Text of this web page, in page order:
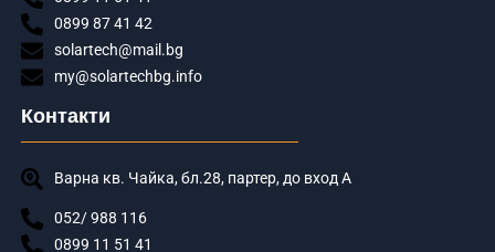
0899 87 41 42
solartech@mail.bg
my@solartechbg.info
Контакти
Варна кв. Чайка, бл.28, партер, до вход А
052/ 988 116
0899 11 51 41